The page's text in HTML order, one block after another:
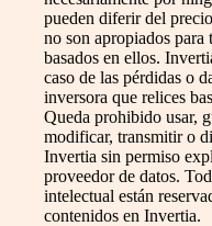
pueden diferir del
no son apropiados
basados en ellos.
caso de las pérdidas o
inversora que relices
Queda prohibido usar,
modificar, transmitir o
Invertia sin permiso
proveedor de datos.
intelectual están
contenidos en Invertia.